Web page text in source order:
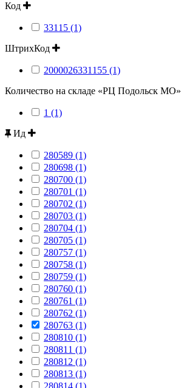
Код
33115 (1)
ШтрихКод
2000026331155 (1)
Количество на складе «РЦ Подольск МО»
1 (1)
Ид
280589 (1)
280698 (1)
280700 (1)
280701 (1)
280702 (1)
280703 (1)
280704 (1)
280705 (1)
280757 (1)
280758 (1)
280759 (1)
280760 (1)
280761 (1)
280762 (1)
280763 (1)
280810 (1)
280811 (1)
280812 (1)
280813 (1)